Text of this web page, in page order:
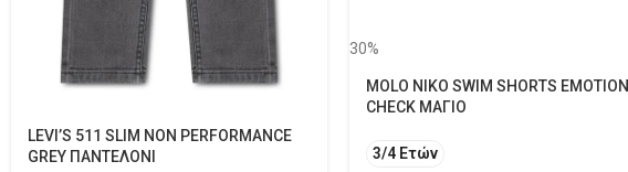
LEVI’S 511 SLIM NON PERFORMANCE
GREY ΠΑΝΤΕΛΟΝΙ
30%
MOLO NIKO SWIM SHORTS EMOTION
CHECK ΜΑΓΙΟ
3/4 Ετών